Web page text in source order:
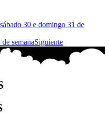
30 e domingo 31 de
semanaSiguiente